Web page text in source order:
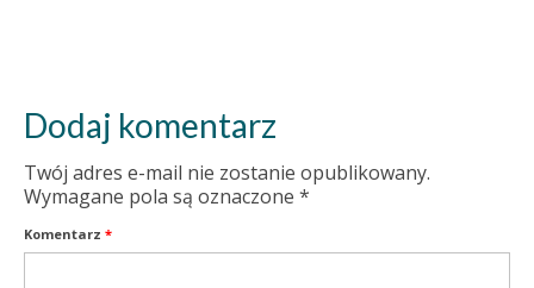
Dodaj komentarz
Twój adres e-mail nie zostanie opublikowany.
Wymagane pola są oznaczone *
Komentarz *